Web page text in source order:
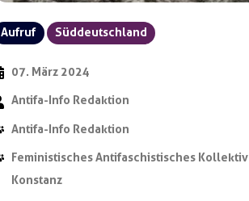
Aufruf Süddeutschland
07. März 2024
Antifa-Info Redaktion
Antifa-Info Redaktion
Feministisches Antifaschistisches Kollektiv
Konstanz